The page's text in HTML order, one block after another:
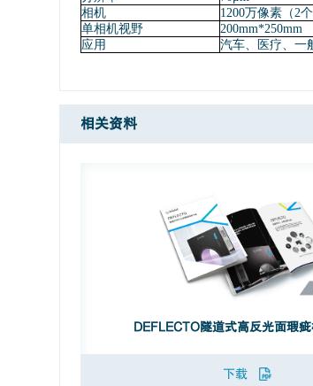
相机
1200万像素（2个
单相机视野
200mm*250mm
应用
汽车、医疗、一
相关资料
DEFLECTO隧道式高反光面瑕
下载